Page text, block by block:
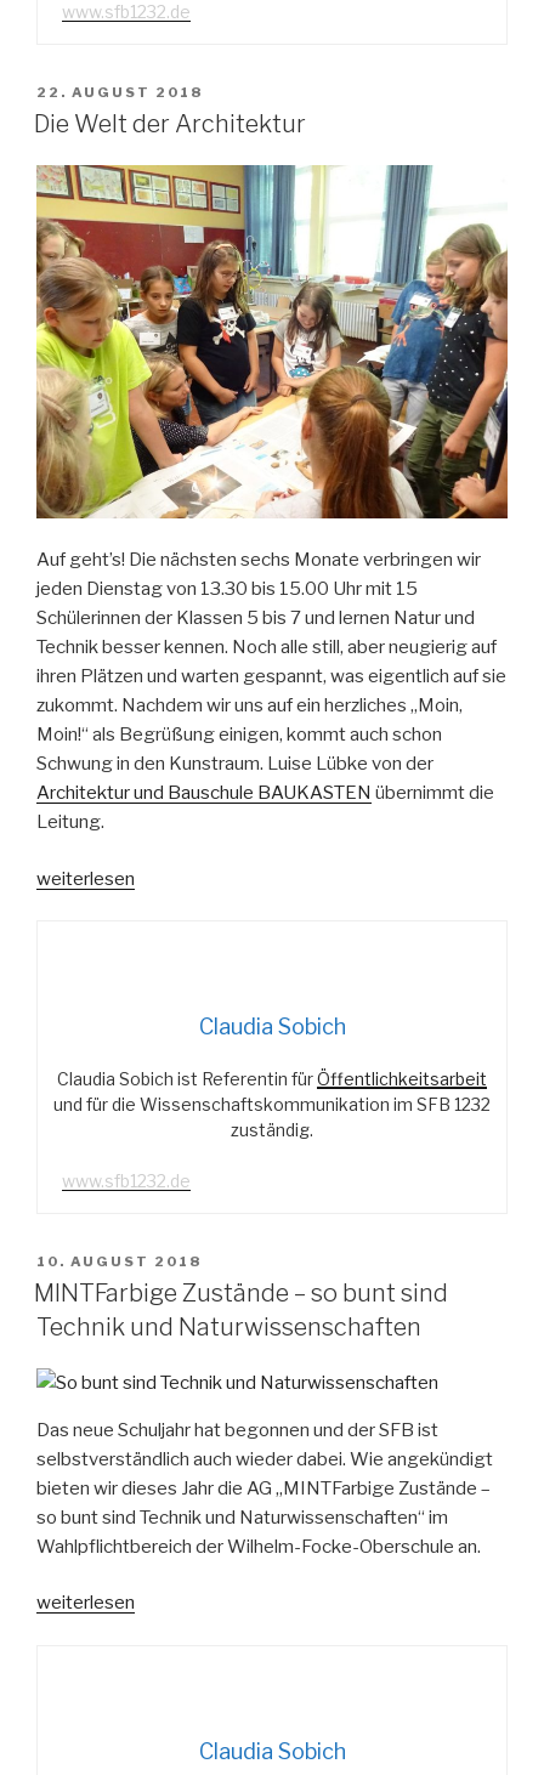
www.sfb1232.de
VERÖFFENTLICHT
AM
22. AUGUST 2018
Die Welt der Architektur
Auf geht’s! Die nächsten sechs Monate verbringen wir
jeden Dienstag von 13.30 bis 15.00 Uhr mit 15
Schülerinnen der Klassen 5 bis 7 und lernen Natur und
Technik besser kennen. Noch alle still, aber neugierig auf
ihren Plätzen und warten gespannt, was eigentlich auf sie
zukommt. Nachdem wir uns auf ein herzliches „Moin,
Moin!“ als Begrüßung einigen, kommt auch schon
Schwung in den Kunstraum. Luise Lübke von der
Architektur und Bauschule BAUKASTEN übernimmt die
Leitung.
„Die
weiterlesen
Claudia Sobich
Claudia Sobich ist Referentin fürÖffentlichkeitsarbeit
und für die Wissenschaftskommunikation im SFB 1232
zuständig.
www.sfb1232.de
VERÖFFENTLICHT
AM
10. AUGUST 2018
MINTFarbige Zustände – so bunt sind
Technik und Naturwissenschaften
Das neue Schuljahr hat begonnen und der SFB ist
selbstverständlich auch wieder dabei. Wie angekündigt
bieten wir dieses Jahr die AG „MINTFarbige Zustände –
so bunt sind Technik und Naturwissenschaften“ im
Wahlpflichtbereich der Wilhelm-Focke-Oberschule an.
„MINTFarbige
weiterlesen
Claudia Sobich